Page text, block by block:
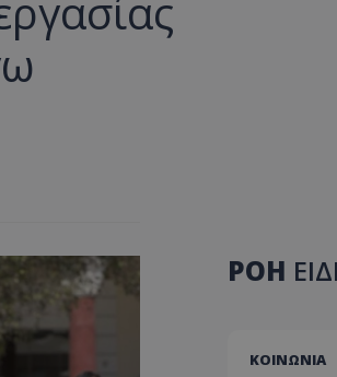
ΡΟΗ
ΚΟΙΝΩΝΙΑ